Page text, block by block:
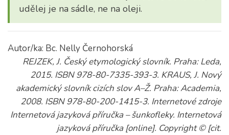
udělej je na sádle, ne na oleji.
Autor/ka: Bc. Nelly Černohorská
REJZEK, J. Český etymologický slovník. Praha: Leda,
2015. ISBN 978-80-7335-393-3. KRAUS, J. Nový
akademický slovník cizích slov A–Ž. Praha: Academia,
2008. ISBN 978-80-200-1415-3. Internetové zdroje
Internetová jazyková příručka – šunkofleky. Internetová
jazyková příručka [online]. Copyright © [cit.